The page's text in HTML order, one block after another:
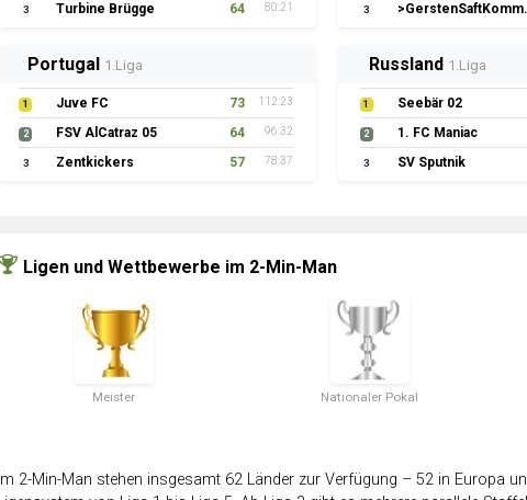
3 Turbine Brügge 64 80:21 3
Portugal 1.Liga
1 Juve FC 73 112:23
2 FSV AlCatraz 05 64 96:32
3 Zentkickers 57 78:37
Russland 1.Liga
1 Seebär 02
2 1. FC Maniac
3 SV Sputnik
Ligen und Wettbewerbe im 2-Min-Man
Meister Nationaler Pokal
Im 2-Min-Man stehen insgesamt 62 Länder zur Verfügung – 52 in Europa